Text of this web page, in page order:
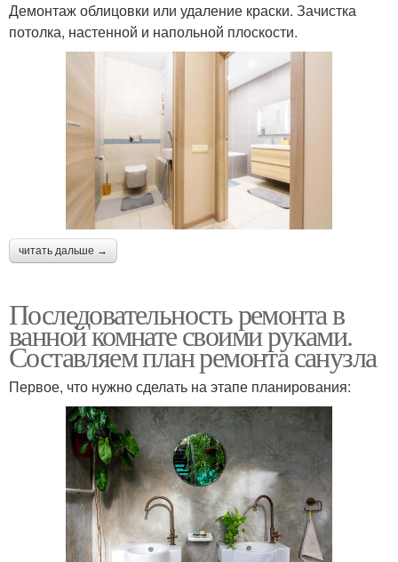
Демонтаж облицовки или удаление краски. Зачистка
потолка, настенной и напольной плоскости.
читать дальше →
Последовательность ремонта в
ванной комнате своими руками.
Составляем план ремонта санузла
Первое, что нужно сделать на этапе планирования: